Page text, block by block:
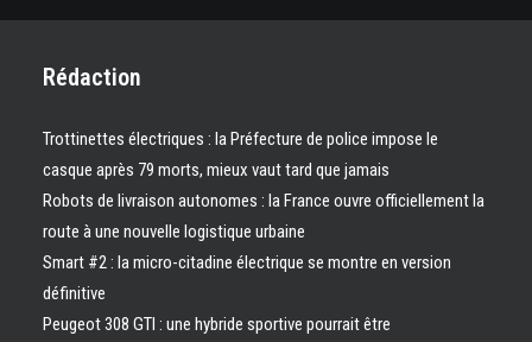
Rédaction
Trottinettes électriques : la Préfecture de police impose le
casque après 79 morts, mieux vaut tard que jamais
Robots de livraison autonomes : la France ouvre officiellement la
route à une nouvelle logistique urbaine
Smart #2 : la micro-citadine électrique se montre en version
définitive
Peugeot 308 GTI : une hybride sportive pourrait être